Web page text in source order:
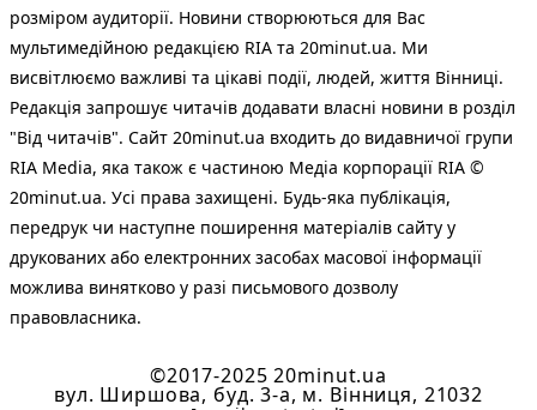
розміром аудиторії. Новини створюються для Вас
мультимедійною редакцією RIA та 20minut.ua. Ми
висвітлюємо важливі та цікаві події, людей, життя Вінниці.
Редакція запрошує читачів додавати власні новини в розділ
"Від читачів". Сайт 20minut.ua входить до видавничої групи
RIA Media, яка також є частиною Медіа корпорації RIA ©
20minut.ua. Усі права захищені. Будь-яка публiкацiя,
передрук чи наступне поширення матеріалів сайту у
друкованих або електронних засобах масової інформації
можлива винятково у разі письмового дозволу
правовласника.
©2017-2025 20minut.ua
вул. Ширшова, буд. 3-а, м. Вінниця, 21032